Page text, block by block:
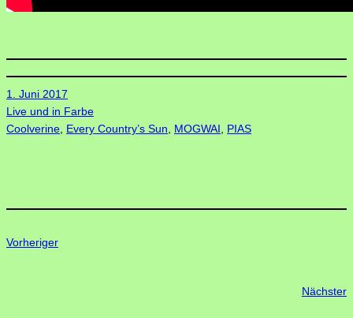
1. Juni 2017
Live und in Farbe
Coolverine Every Country’s Sun MOGWAI PIAS
Vorheriger
Nächster